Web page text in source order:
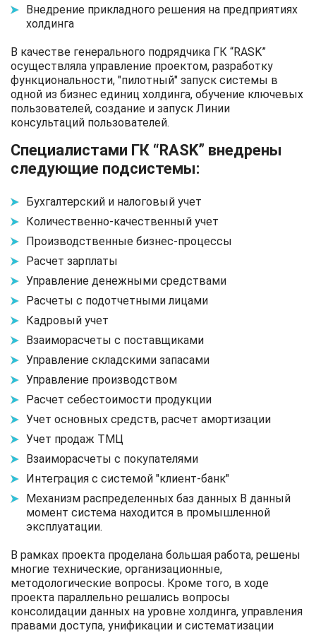
Внедрение прикладного решения на предприятиях
холдинга
В качестве генерального подрядчика ГК “RASK”
осуществляла управление проектом, разработку
функциональности, "пилотный" запуск системы в
одной из бизнес единиц холдинга, обучение ключевых
пользователей, создание и запуск Линии
консультаций пользователей.
Специалистами ГК “RASK” внедрены
следующие подсистемы:
Бухгалтерский и налоговый учет
Количественно-качественный учет
Производственные бизнес-процессы
Расчет зарплаты
Управление денежными средствами
Расчеты с подотчетными лицами
Кадровый учет
Взаиморасчеты с поставщиками
Управление складскими запасами
Управление производством
Расчет себестоимости продукции
Учет основных средств, расчет амортизации
Учет продаж ТМЦ
Взаиморасчеты с покупателями
Интеграция с системой "клиент-банк"
Механизм распределенных баз данных В данный
момент система находится в промышленной
эксплуатации.
В рамках проекта проделана большая работа, решены
многие технические, организационные,
методологические вопросы. Кроме того, в ходе
проекта параллельно решались вопросы
консолидации данных на уровне холдинга, управления
правами доступа, унификации и систематизации